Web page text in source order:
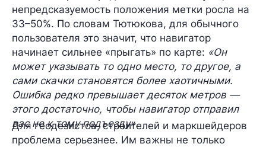
непредсказуемость положения метки росла на
33–50%. По словам Тютюкова, для обычного
пользователя это значит, что навигатор
начинает сильнее «прыгать» по карте: «Он
может указывать то одно место, то другое, а
сами скачки становятся более хаотичными.
Ошибка редко превышает десяток метров —
этого достаточно, чтобы навигатор отправил
вас не к тому подъезду».
Для геодезистов, строителей и маркшейдеров
проблема серьезнее. Им важны не только